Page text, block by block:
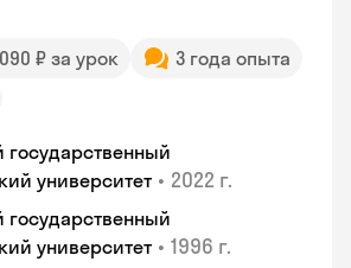
₽ за урок
3 года опыта
государственный
университет • 2022 г.
государственный
университет • 1996 г.